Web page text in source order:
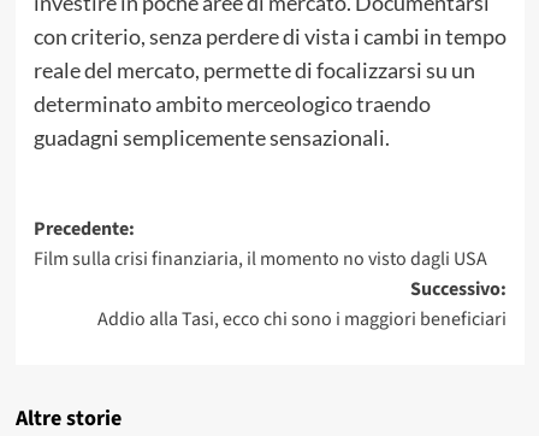
con criterio, senza perdere di vista i cambi in tempo
reale del mercato, permette di focalizzarsi su un
determinato ambito merceologico traendo
guadagni semplicemente sensazionali.
Navigazione
articolo
Precedente:
Film sulla crisi finanziaria, il momento no visto dagli USA
Successivo:
Addio alla Tasi, ecco chi sono i maggiori beneficiari
Altre storie